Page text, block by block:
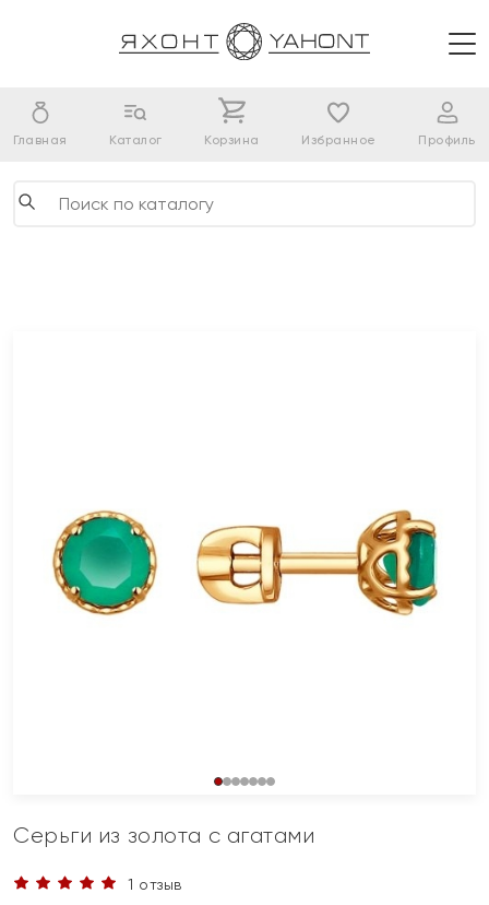
Главная Каталог Корзина Избранное Профиль
Серьги из золота с агатами
1 отзыв